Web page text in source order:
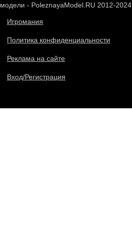
модели - PoleznayaModel.RU 2012-2024
Игромания
Политика конфиденциальности
Реклама на сайте
Вход/Регистрация